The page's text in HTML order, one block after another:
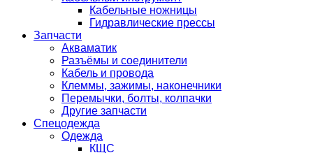
Кабельные ножницы
Гидравлические прессы
Запчасти
Акваматик
Разъёмы и соединители
Кабель и провода
Клеммы, зажимы, наконечники
Перемычки, болты, колпачки
Другие запчасти
Спецодежда
Одежда
КЩС